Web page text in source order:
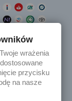


wrażenia
przycisku
na nasze